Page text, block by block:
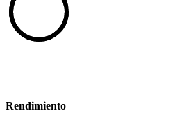
Rendimiento